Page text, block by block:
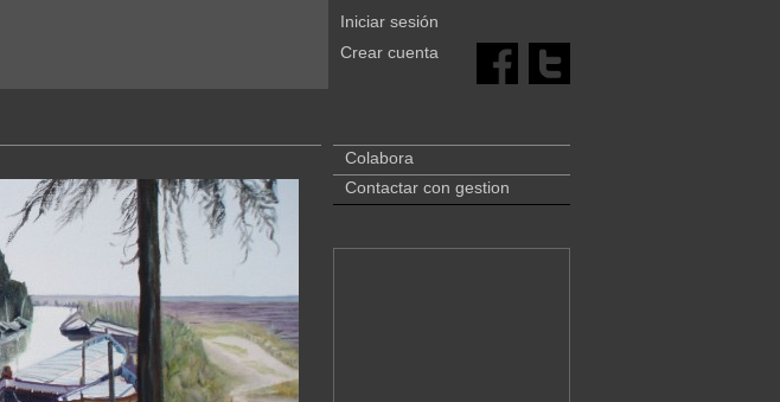
Iniciar sesión
Crear cuenta
Colabora
Contactar con gestion